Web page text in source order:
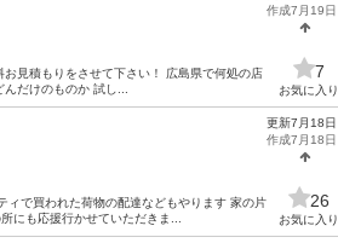
見積もりをさせて下さい！ 広島県で何処の店
だけのものか 試し...
作成7月19日
7
お気に入り
ィで買われた荷物の配達などもやります 家の片
にも応援行かせていただきま...
更新7月18日
作成7月18日
26
お気に入り